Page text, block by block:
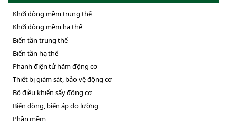
Khởi động mềm trung thế
Khởi động mềm hạ thế
Biến tần trung thế
Biến tần hạ thế
Phanh điện tử hãm động cơ
Thiết bị giám sát, bảo vệ động cơ
Bộ điều khiển sấy động cơ
Biến dòng, biến áp đo lường
Phần mềm